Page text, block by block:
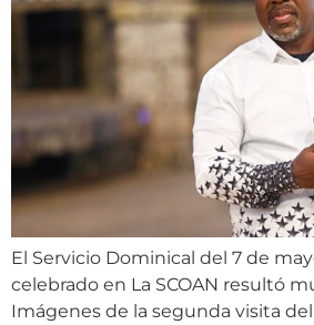
El Servicio Dominical del 7 de
celebrado en La SCOAN resultó
Imágenes de la segunda visita del